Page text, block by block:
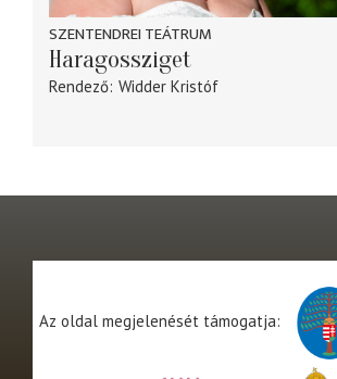
SZENTENDREI TEÁTRUM
Haragossziget
Rendező Widder Kristóf
Az oldal megjelenését támogatja: